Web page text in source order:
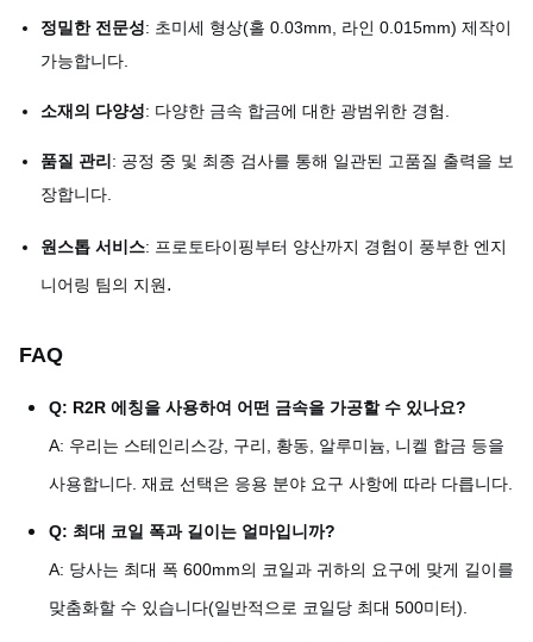
정밀한 전문성: 초미세 형상(홀 0.03mm, 라인 0.015mm) 제작이
가능합니다.
소재의 다양성: 다양한 금속 합금에 대한 광범위한 경험.
품질 관리 : 공정 중 및 최종 검사를 통해 일관된 고품질 출력을 보
장합니다.
원스톱 서비스: 프로토타이핑부터 양산까지 경험이 풍부한 엔지
니어링 팀의 지원.
FAQ
Q: R2R 에칭을 사용하여 어떤 금속을 가공할 수 있나요?
A: 우리는 스테인리스강, 구리, 황동, 알루미늄, 니켈 합금 등을
사용합니다. 재료 선택은 응용 분야 요구 사항에 따라 다릅니다.
Q: 최대 코일 폭과 길이는 얼마입니까?
A: 당사는 최대 폭 600mm의 코일과 귀하의 요구에 맞게 길이를
맞춤화할 수 있습니다(일반적으로 코일당 최대 500미터).